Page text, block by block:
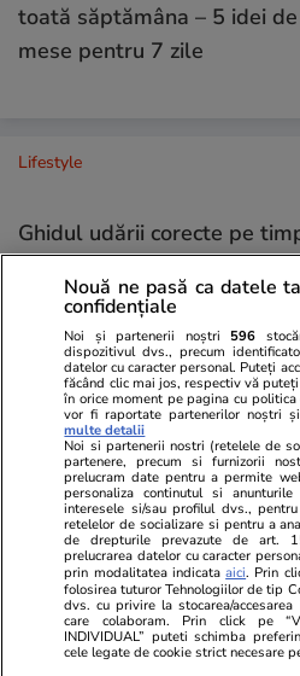
toată săptămâna – 5 idei de
mese pentru 7 zile
Lifestyle
Ghidul udării corecte pe
plantele
Lifestyle
Combinaţii răcoritoare de
cu fructe şi plante aromatice
pentru vară
Știri România
Nouă ne pasă ca datele
confidențiale
Noi și partenerii noștri 596
dispozitivul dvs., precum
datelor cu caracter personal. Puteți
făcând clic mai jos, respectiv vă
în orice moment pe pagina cu
vor fi raportate partenerilor noștri
multe detalii
Noi si partenerii nostri (retelele de
partenere, precum si furnizorii
prelucram date pentru a permite
personaliza continutul si
interesele si/sau profilul dvs.,
retelelor de socializare si pentru a
de drepturile prevazute de art.
prelucrarea datelor cu caracter
prin modalitatea indicataaici. Prin
folosirea tuturor Tehnologiilor de tip
dvs. cu privire la stocarea/
care colaboram. Prin click pe
INDIVIDUAL” puteti schimba
cele legate de cookie strict necesare